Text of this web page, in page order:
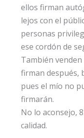
ellos firman
lejos con el
personas
ese cordón de
También
firman después,
pues el mío no
firmarán.
No lo aconsejo,
calidad.